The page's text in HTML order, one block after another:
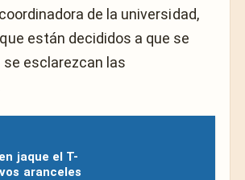
de la universidad,
están decididos a que se
esclarezcan las
jaque el T-
aranceles